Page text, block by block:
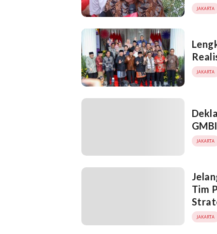
JAKARTA
JAKARTA
JAKARTA
Tim
JAKARTA